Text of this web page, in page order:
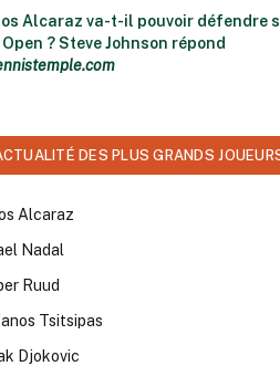
Alcaraz va-t-il pouvoir défendre
Open ? Steve Johnson répond
DES PLUS GRANDS
Alcaraz
Nadal
Ruud
Tsitsipas
Djokovic